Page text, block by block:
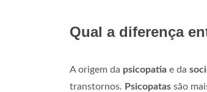
Qual a diferença
A origem da psicopatia e da
transtornos. Psicopatas são